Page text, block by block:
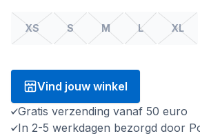
XS S M L XL
Vind jouw winkel
Gratis verzending vanaf 50 euro
In 2-5 werkdagen bezorgd door